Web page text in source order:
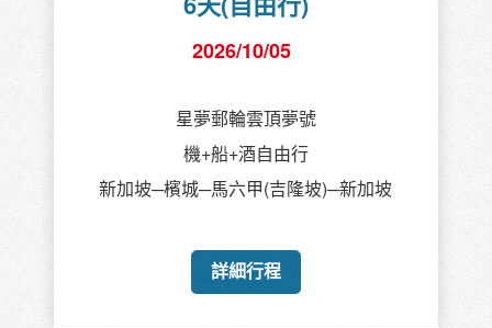
2026/10/05
星夢郵輪雲頂夢號
機+船+酒自由行
新加坡─檳城─馬六甲(吉隆坡)─新加坡
詳細行程